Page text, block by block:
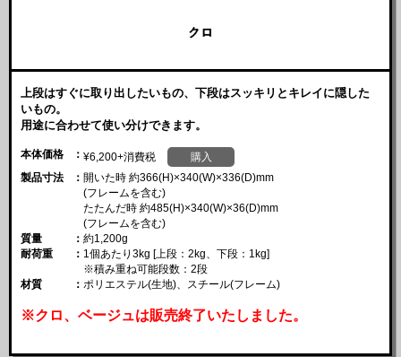
上段はすぐに取り出したいもの、下段はスッキリとキレイに隠した
いもの。
用途に合わせて使い分けできます。
本体価格 ¥6,200+消費税
購入
製品寸法
開いた時 約366(H)×340(W)×336(D)mm
(フレームを含む)
たたんだ時 約485(H)×340(W)×36(D)mm
(フレームを含む)
質量
約1,200g
耐荷重
1個あたり3kg [上段：2kg、下段：1kg]
※積み重ね可能段数：2段
材質
ポリエステル(生地)、スチール(フレーム)
※クロ、ベージュは販売終了いたしました。